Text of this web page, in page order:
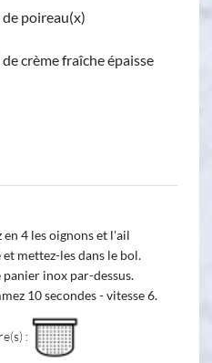
de poireau(x)
de crème fraîche épaisse
en 4 les oignons et l'ail
et mettez-les dans le bol.
panier inox par-dessus.
10 secondes - vitesse 6.
: